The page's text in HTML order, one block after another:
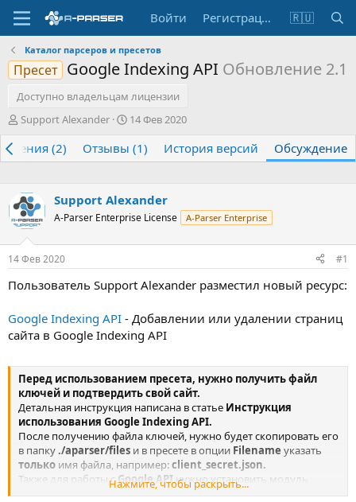
Войти Регистрация 🇷🇺
Каталог парсеров и пресетов
Пресет Google Indexing API Обновление 2.1
Доступно владельцам лицензии
А
т
о
т
е
м
ы
Support Alexander
Д
т
а
ч
а
а
14 Фев 2020
(2) Отзывы (1) История версий Обсуждение
Support Alexander
A-Parser Enterprise License A-Parser Enterprise
14 Фев 2020 #1
Пользователь Support Alexander разместил новый ресурс:
Google Indexing API - Добавлении или удалении страниц
сайта в Google Indexing API
Перед использованием пресета, нужно получить файл
ключей и подтвердить свой сайт.
Детальная инструкция написана в статье Инструкция
использования Google Indexing API.
После получению файла ключей, нужно будет скопировать его
в папку ./aparser/files и в пресете в опции Filename указать
только имя файла, например:client_secret.json.
Также для работы сGoogle APIнужно установить модуль
googleapis.
Нажмите, чтобы раскрыть...